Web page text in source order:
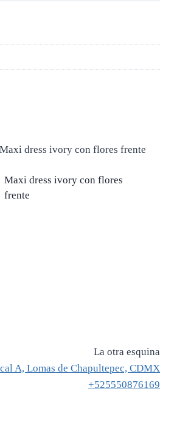
Maxi dress ivory con flores
frente
La otra esquina
A, Lomas de Chapultepec, CDMX
+525550876169